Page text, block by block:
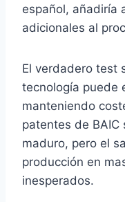
español, añadiría
adicionales al
El verdadero test
tecnología puede
manteniendo
patentes de BAIC
maduro, pero el
producción en
inesperados.